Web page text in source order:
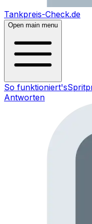
Tankpreis-Check.de
Open main menu
So funktioniert's
Antworten